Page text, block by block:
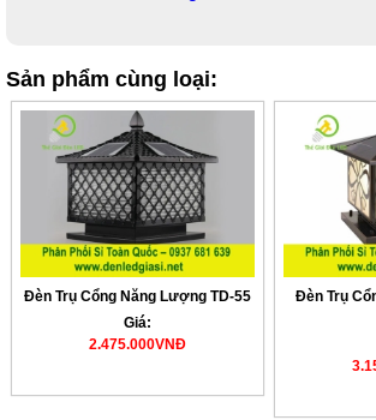
Sản phẩm cùng loại:
Đèn Trụ Cổng Năng Lượng TD-55
Giá:
2.475.000VNĐ
Đèn Trụ